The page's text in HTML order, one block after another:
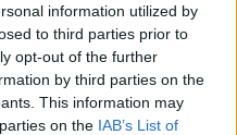
information utilized by
to third parties prior to
opt-out of the further
by third parties on the
This information may
on the IAB’s List of
με επίτιμο
για την προσφορά